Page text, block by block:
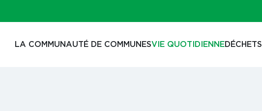
LA COMMUNAUTÉ DE COMMUNESVIE QUOTIDIENNEDÉCHETS